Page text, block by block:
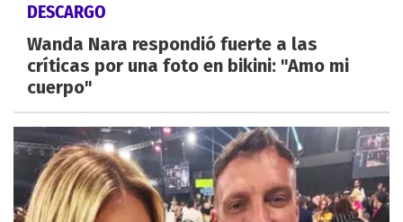
DESCARGO
Wanda Nara respondió fuerte a las
críticas por una foto en bikini: "Amo mi
cuerpo"